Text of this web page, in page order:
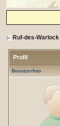
Ruf-des-Warlock
Profil
Benutzerfoto